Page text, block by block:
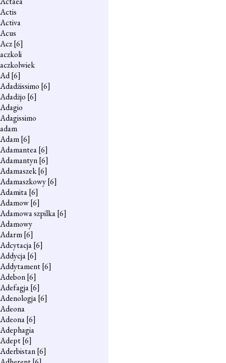
Actis
Activa
Acus
Acz[6]
aczkoli
aczkolwiek
Ad[6]
Adadżissimo [6]
Adadżjo [6]
Adagio
Adagissimo
adam
Adam[6]
Adamantea[6]
Adamantyn[6]
Adamaszek[6]
Adamaszkowy[6]
Adamita[6]
Adamow[6]
Adamowa szpilka[6]
Adamowy
Adarm[6]
Adcytacja[6]
Addycja[6]
Addytament[6]
Adebon[6]
Adefagja[6]
Adenologja[6]
Adeona
Adeona[6]
Adephagia
Adept[6]
Aderbistan[6]